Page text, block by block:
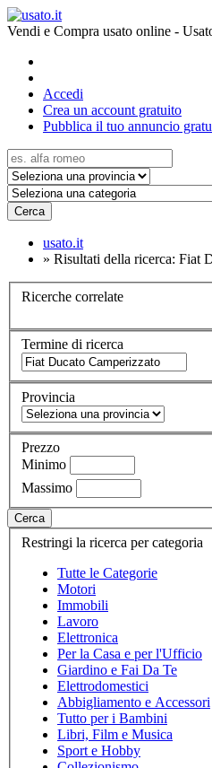
Vendi e Compra usato online -
Accedi
Crea un account gratuito
Pubblica il tuo annuncio
Cerca
usato.it
» Risultati della ricerca: Fiat
Ricerche correlate
Termine di ricerca
Provincia
Prezzo
Minimo
Massimo
Cerca
Restringi la ricerca per categoria
Tutte le Categorie
Motori
Immobili
Lavoro
Elettronica
Per la Casa e per l'Ufficio
Giardino e Fai Da Te
Elettrodomestici
Abbigliamento e Accessori
Tutto per i Bambini
Libri, Film e Musica
Sport e Hobby